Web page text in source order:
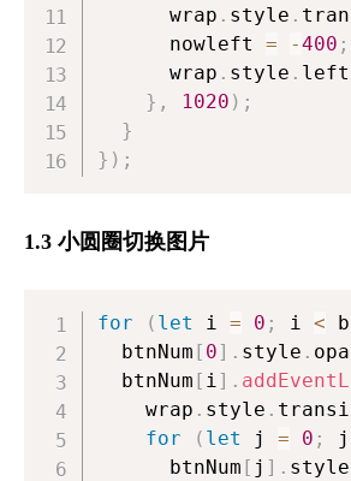
      wrap
. style .
      nowleft
= -400 ;
      wrap
. style . left
} , 1020 ) ;
}
} ) ;
1.3 小圆圈切换图片
for ( let i = 0 ; i <
  btnNum
[ 0] . style .
  btnNum
[ i] .
    wrap
. style .
for
( let j = 0 ; j
      btnNum
[ j ] . style